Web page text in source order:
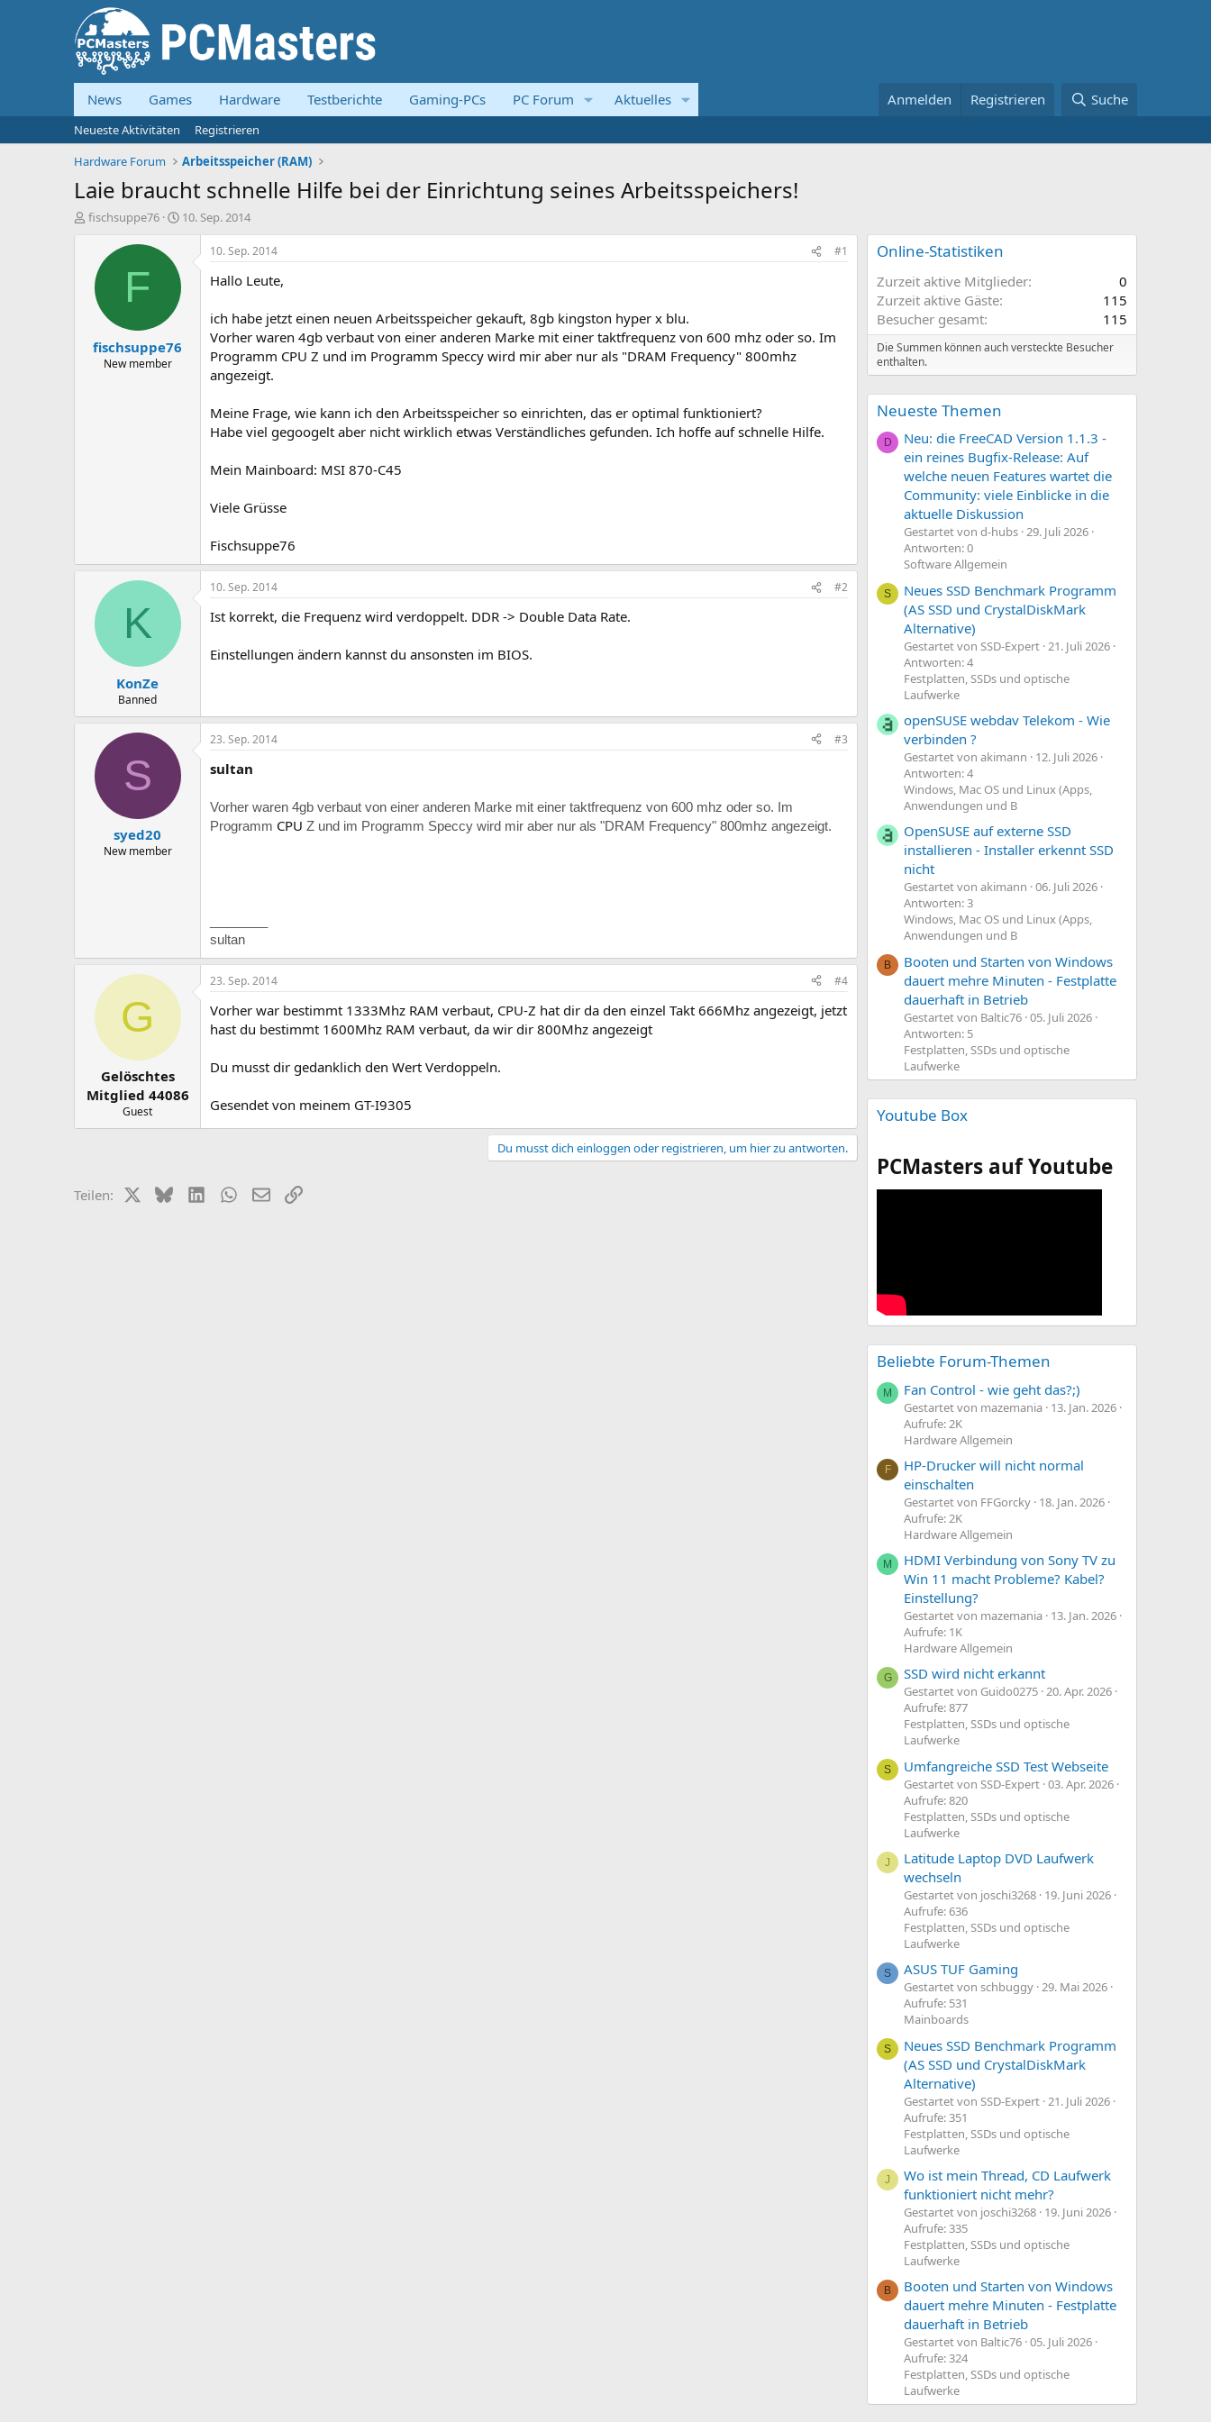
News Games Hardware Testberichte Gaming-PCs PC Forum Aktuelles Anmelden Registrieren Suche
Neueste Aktivitäten
Registrieren
Hardware Forum
Arbeitsspeicher (RAM)
Laie braucht schnelle Hilfe bei der Einrichtung seines Arbeitsspeichers!
E
fischsuppe76
E10. Sep. 2014
F
fischsuppe76
New member
10. Sep. 2014 #1
Hallo Leute,
ich habe jetzt einen neuen Arbeitsspeicher gekauft, 8gb kingston hyper x blu.
Vorher waren 4gb verbaut von einer anderen Marke mit einer taktfrequenz von 600 mhz oder so. Im
Programm CPU Z und im Programm Speccy wird mir aber nur als "DRAM Frequency" 800mhz
angezeigt.
Meine Frage, wie kann ich den Arbeitsspeicher so einrichten, das er optimal funktioniert?
Habe viel gegoogelt aber nicht wirklich etwas Verständliches gefunden. Ich hoffe auf schnelle Hilfe.
Mein Mainboard: MSI 870-C45
Viele Grüsse
Fischsuppe76
K
KonZe
Banned
10. Sep. 2014 #2
Ist korrekt, die Frequenz wird verdoppelt. DDR -> Double Data Rate.
Einstellungen ändern kannst du ansonsten im BIOS.
S
syed20
New member
23. Sep. 2014 #3
sultan
Vorher waren 4gb verbaut von einer anderen Marke mit einer taktfrequenz von 600 mhz oder so. Im
Programm CPU Z und im Programm Speccy wird mir aber nur als "DRAM Frequency" 800mhz angezeigt.
sultan
G
Gelöschtes
Mitglied 44086
Guest
23. Sep. 2014 #4
Vorher war bestimmt 1333Mhz RAM verbaut, CPU-Z hat dir da den einzel Takt 666Mhz angezeigt, jetzt
hast du bestimmt 1600Mhz RAM verbaut, da wir dir 800Mhz angezeigt
Du musst dir gedanklich den Wert Verdoppeln.
Gesendet von meinem GT-I9305
Du musst dich einloggen oder registrieren, um hier zu antworten.
Teilen: X (Twitter)
BlueskyLinkedInWhatsApp
E-MailLink
Online-Statistiken
Zurzeit aktive Mitglieder
0
Zurzeit aktive Gäste
115
Besucher gesamt
115
Die Summen können auch versteckte Besucher
enthalten.
Neueste Themen
D
Neu: die FreeCAD Version 1.1.3 -
ein reines Bugfix-Release: Auf
welche neuen Features wartet die
Community: viele Einblicke in die
aktuelle Diskussion
Gestartet von d-hubs 29. Juli 2026
Antworten: 0
Software Allgemein
S
Neues SSD Benchmark Programm
(AS SSD und CrystalDiskMark
Alternative)
Gestartet von SSD-Expert 21. Juli 2026
Antworten: 4
Festplatten, SSDs und optische
Laufwerke
openSUSE webdav Telekom - Wie
verbinden ?
Gestartet von akimann
12. Juli 2026
Antworten: 4
Windows, Mac OS und Linux (Apps,
Anwendungen und B
OpenSUSE auf externe SSD
installieren - Installer erkennt SSD
nicht
Gestartet von akimann 06. Juli 2026
Antworten: 3
Windows, Mac OS und Linux (Apps,
Anwendungen und B
B
Booten und Starten von Windows
dauert mehre Minuten - Festplatte
dauerhaft in Betrieb
Gestartet von Baltic76 05. Juli 2026
Antworten: 5
Festplatten, SSDs und optische
Laufwerke
Youtube Box
PCMasters auf Youtube
Beliebte Forum-Themen
M Fan Control - wie geht das?;)
Gestartet von mazemania 13. Jan. 2026
Aufrufe: 2K
Hardware Allgemein
F
HP-Drucker will nicht normal
einschalten
Gestartet von FFGorcky 18. Jan. 2026
Aufrufe: 2K
Hardware Allgemein
M
HDMI Verbindung von Sony TV zu
Win 11 macht Probleme? Kabel?
Einstellung?
Gestartet von mazemania 13. Jan. 2026
Aufrufe: 1K
Hardware Allgemein
G SSD wird nicht erkannt
Gestartet von Guido0275 20. Apr. 2026
Aufrufe: 877
Festplatten, SSDs und optische
Laufwerke
S Umfangreiche SSD Test Webseite
Gestartet von SSD-Expert 03. Apr. 2026
Aufrufe: 820
Festplatten, SSDs und optische
Laufwerke
J
Latitude Laptop DVD Laufwerk
wechseln
Gestartet von joschi3268 19. Juni 2026
Aufrufe: 636
Festplatten, SSDs und optische
Laufwerke
S ASUS TUF Gaming
Gestartet von schbuggy 29. Mai 2026
Aufrufe: 531
Mainboards
S
Neues SSD Benchmark Programm
(AS SSD und CrystalDiskMark
Alternative)
Gestartet von SSD-Expert 21. Juli 2026
Aufrufe: 351
Festplatten, SSDs und optische
Laufwerke
J
Wo ist mein Thread, CD Laufwerk
funktioniert nicht mehr?
Gestartet von joschi3268 19. Juni 2026
Aufrufe: 335
Festplatten, SSDs und optische
Laufwerke
B
Booten und Starten von Windows
dauert mehre Minuten - Festplatte
dauerhaft in Betrieb
Gestartet von Baltic76 05. Juli 2026
Aufrufe: 324
Festplatten, SSDs und optische
Laufwerke